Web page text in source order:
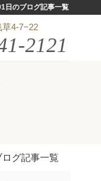
日のブログ記事一覧
4-7−22
2121
グ記事一覧